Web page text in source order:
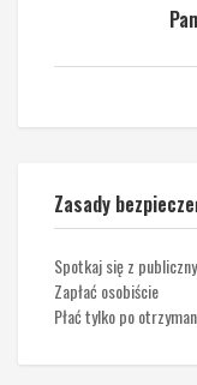
Zasady
Spotkaj się z
Zapłać osobiście
Płać tylko po